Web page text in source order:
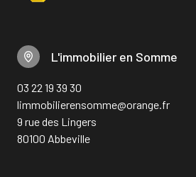
L'immobilier en Somme
03 22 19 39 30
limmobilierensomme@orange.fr
9 rue des Lingers
80100 Abbeville